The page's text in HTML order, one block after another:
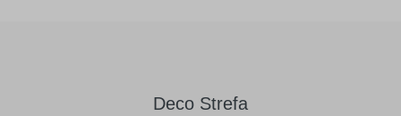
Deco Strefa